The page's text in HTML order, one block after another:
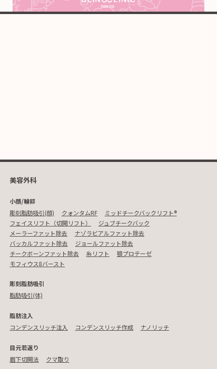
美容外科
小顔/輪郭
彫刻脂肪吸引(顔)
クォンタムRF
ミッドチークバックリフト®︎
フェイスリフト（切開リフト）
ジュブチークバック
メーラーファット除去
ナゾラビアルファット除去
バッカルファット除去
ジョールファット除去
チークボーンファット除去
糸リフト
顎プロテーゼ
モフィウス8バースト
彫刻脂肪吸引
脂肪吸引(体)
脂肪注入
コンデンスリッチ注入
コンデンスリッチ作成 ナノリッチ
目元若返り
眉下切開法
クマ取り